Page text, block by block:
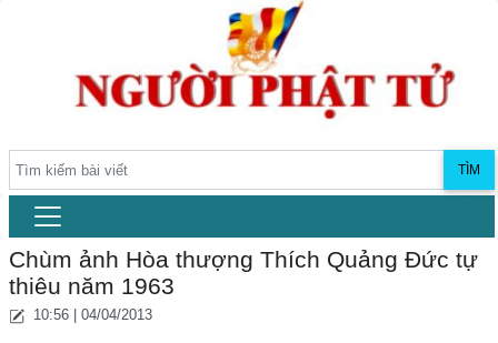
TÌM
Chùm ảnh Hòa thượng Thích Quảng Đức tự
thiêu năm 1963
10:56 | 04/04/2013